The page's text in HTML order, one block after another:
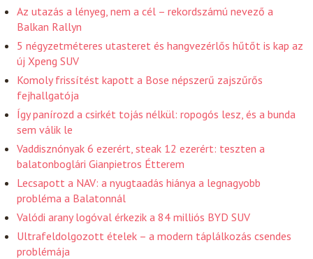
Az utazás a lényeg, nem a cél – rekordszámú nevező a
Balkan Rallyn
5 négyzetméteres utasteret és hangvezérlős hűtőt is kap az
új Xpeng SUV
Komoly frissítést kapott a Bose népszerű zajszűrős
fejhallgatója
Így panírozd a csirkét tojás nélkül: ropogós lesz, és a bunda
sem válik le
Vaddisznónyak 6 ezerért, steak 12 ezerért: teszten a
balatonboglári Gianpietros Étterem
Lecsapott a NAV: a nyugtaadás hiánya a legnagyobb
probléma a Balatonnál
Valódi arany logóval érkezik a 84 milliós BYD SUV
Ultrafeldolgozott ételek – a modern táplálkozás csendes
problémája